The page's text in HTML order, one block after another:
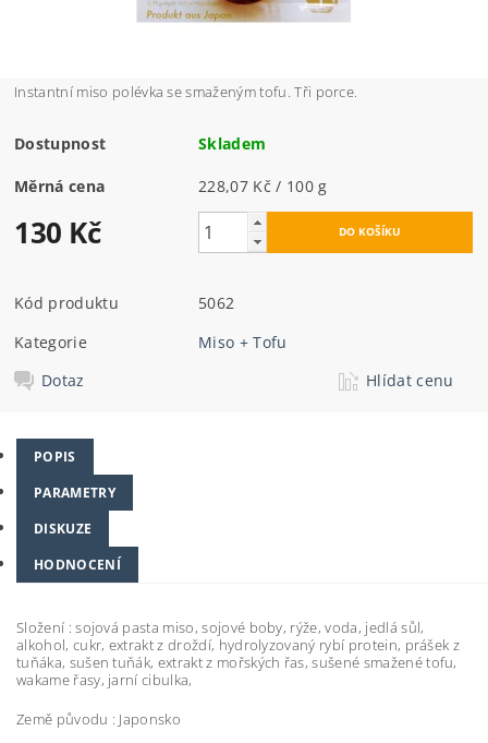
Instantní miso polévka se smaženým tofu. Tři porce.
Dostupnost Skladem
Měrná cena 228,07 Kč / 100 g
130 Kč
Kód produktu
5062
Kategorie
Miso + Tofu
Dotaz
Hlídat cenu
POPIS
PARAMETRY
DISKUZE
HODNOCENÍ
Složení : sojová pasta miso, sojové boby, rýže, voda, jedlá sůl,
alkohol, cukr, extrakt z droždí, hydrolyzovaný rybí protein, prášek z
tuňáka, sušen tuňák, extrakt z mořských řas, sušené smažené tofu,
wakame řasy, jarní cibulka,
Země původu : Japonsko